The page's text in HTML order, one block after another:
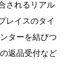
されるリアル
レイスのタイ
ターを結びつ
返品受付など